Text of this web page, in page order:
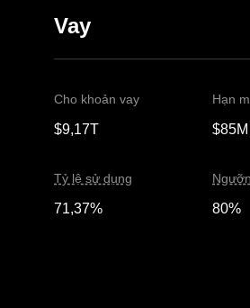
Vay
Cho khoản vay
$9,17T
Hạn
$85M
Tỷ lệ sử dụng
71,37% 80%